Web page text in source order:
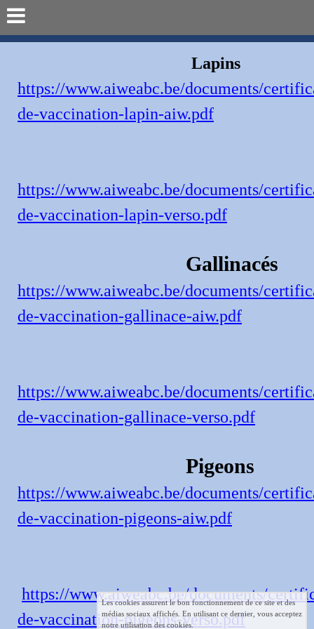
Lapins
https://www.aiweabc.be/documents/
de-vaccination-lapin-aiw.pdf
https://www.aiweabc.be/documents/
de-vaccination-lapin-verso.pdf
Gallinacés
https://www.aiweabc.be/documents/
de-vaccination-gallinace-aiw.pdf
https://www.aiweabc.be/documents/
de-vaccination-gallinace-verso.pdf
Pigeons
https://www.aiweabc.be/documents/
de-vaccination-pigeons-aiw.pdf
https://www.aiweabc.be/documents/
de-vaccination-pigeons-verso.pdf
Les cookies assurent le bon fonctionnement de ce site et des
médias sociaux affichés. En utilisant ce dernier, vous acceptez
notre utilisation des cookies.